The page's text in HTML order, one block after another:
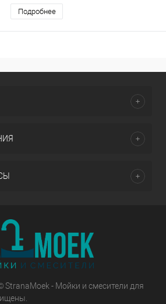
Подробнее
StranaMoek - Мойки и смесители для